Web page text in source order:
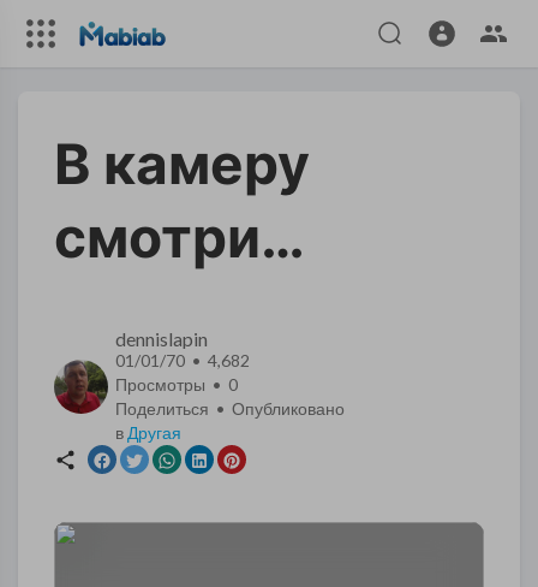
В камеру
смотри…
dennislapin
01/01/70 • 4,682
Просмотры • 0
Поделиться • Опубликовано
в Другая